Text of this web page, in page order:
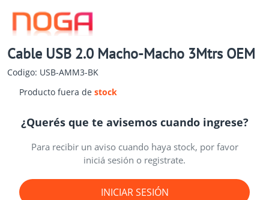
Cable USB 2.0 Macho-Macho 3Mtrs OEM
Codigo: USB-AMM3-BK
Producto fuera de stock
¿Querés que te avisemos cuando ingrese?
Para recibir un aviso cuando haya stock, por favor
iniciá sesión o registrate.
INICIAR SESIÓN